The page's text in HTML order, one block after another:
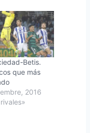
Betis.
que más
2016